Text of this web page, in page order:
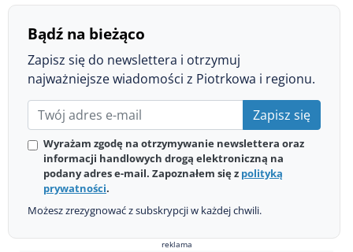
Bądź na bieżąco
Zapisz się do newslettera i otrzymuj
najważniejsze wiadomości z Piotrkowa i regionu.
Zapisz się
Wyrażam zgodę na otrzymywanie newslettera oraz
informacji handlowych drogą elektroniczną na
podany adres e-mail. Zapoznałem się z polityką
prywatności.
Możesz zrezygnować z subskrypcji w każdej chwili.
reklama